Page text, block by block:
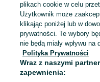
18
30
plikach cookie w celu
Użytkownik może
klikając poniżej lub w
prywatności. Te wybory
nie będą miały wpływu na
Polityka Prywatności
Wraz z naszymi
zapewnienia: